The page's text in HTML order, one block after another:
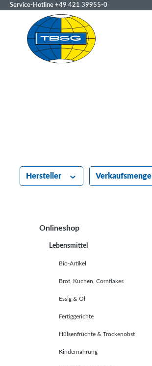
Service-Hotline +49 421 39955-0
Hersteller Verkaufsmenge
Onlineshop
Lebensmittel
Bio-Artikel
Brot, Kuchen, Cornflakes
Essig & Öl
Fertiggerichte
Hülsenfrüchte & Trockenobst
Kindernahrung